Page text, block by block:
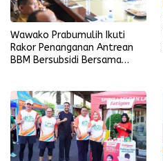
Wawako Prabumulih Ikuti
Rakor Penanganan Antrean
BBM Bersubsidi Bersama